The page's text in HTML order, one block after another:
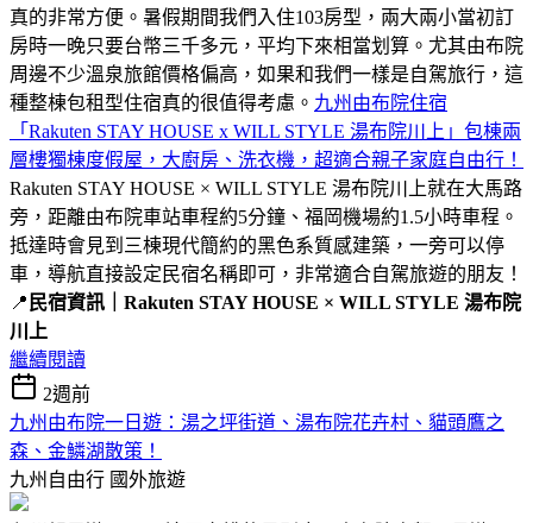
真的非常方便。暑假期間我們入住103房型，兩大兩小當初訂
房時一晚只要台幣三千多元，平均下來相當划算。尤其由布院
周邊不少溫泉旅館價格偏高，如果和我們一樣是自駕旅行，這
種整棟包租型住宿真的很值得考慮。 九州由布院住宿
「Rakuten STAY HOUSE x WILL STYLE 湯布院川上」包棟兩
層樓獨棟度假屋，大廚房、洗衣機，超適合親子家庭自由行！
Rakuten STAY HOUSE × WILL STYLE 湯布院川上就在大馬路
旁，距離由布院車站車程約5分鐘、福岡機場約1.5小時車程。
抵達時會見到三棟現代簡約的黑色系質感建築，一旁可以停
車，導航直接設定民宿名稱即可，非常適合自駕旅遊的朋友！
📍 民宿資訊｜Rakuten STAY HOUSE × WILL STYLE 湯布院
川上
繼續閱讀
2週前
九州由布院一日遊：湯之坪街道、湯布院花卉村、貓頭鷹之
森、金鱗湖散策！
九州自由行 國外旅遊